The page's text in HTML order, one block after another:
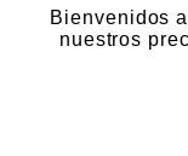
Bienvenidos
nuestros